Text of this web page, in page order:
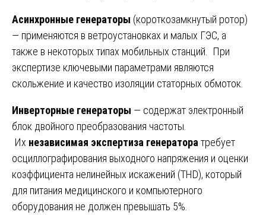
Асинхронные генераторы (короткозамкнутый ротор)
— применяются в ветроустановках и малых ГЭС, а
также в некоторых типах мобильных станций. При
экспертизе ключевыми параметрами являются
скольжение и качество изоляции статорных обмоток.
Инверторные генераторы — содержат электронный
блок двойного преобразования частоты.
Их независимая экспертиза генератора требует
осциллографирования выходного напряжения и оценки
коэффициента нелинейных искажений (THD), который
для питания медицинского и компьютерного
оборудования не должен превышать 5%.